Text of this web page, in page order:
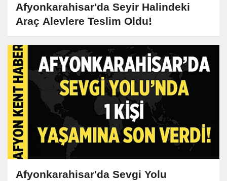
Afyonkarahisar'da Seyir Halindeki
Araç Alevlere Teslim Oldu!
Afyonkarahisar'da Sevgi Yolu